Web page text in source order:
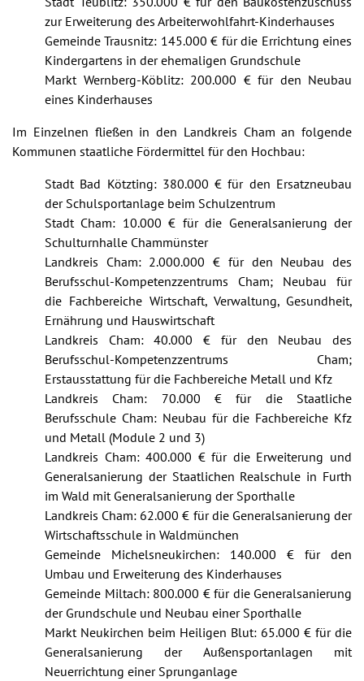
zur Erweiterung des Arbeiterwohlfahrt-Kinderhauses
Gemeinde Trausnitz: 145.000 € für die Errichtung eines
Kindergartens in der ehemaligen Grundschule
Markt Wernberg-Köblitz: 200.000 € für den Neubau
eines Kinderhauses
Im Einzelnen fließen in den Landkreis Cham an folgende
Kommunen staatliche Fördermittel für den Hochbau:
Stadt Bad Kötzting: 380.000 € für den Ersatzneubau
der Schulsportanlage beim Schulzentrum
Stadt Cham: 10.000 € für die Generalsanierung der
Schulturnhalle Chammünster
Landkreis Cham: 2.000.000 € für den Neubau des
Berufsschul-Kompetenzzentrums Cham; Neubau für
die Fachbereiche Wirtschaft, Verwaltung, Gesundheit,
Ernährung und Hauswirtschaft
Landkreis Cham: 40.000 € für den Neubau des
Berufsschul-Kompetenzzentrums Cham;
Erstausstattung für die Fachbereiche Metall und Kfz
Landkreis Cham: 70.000 € für die Staatliche
Berufsschule Cham: Neubau für die Fachbereiche Kfz
und Metall (Module 2 und 3)
Landkreis Cham: 400.000 € für die Erweiterung und
Generalsanierung der Staatlichen Realschule in Furth
im Wald mit Generalsanierung der Sporthalle
Landkreis Cham: 62.000 € für die Generalsanierung der
Wirtschaftsschule in Waldmünchen
Gemeinde Michelsneukirchen: 140.000 € für den
Umbau und Erweiterung des Kinderhauses
Gemeinde Miltach: 800.000 € für die Generalsanierung
der Grundschule und Neubau einer Sporthalle
Markt Neukirchen beim Heiligen Blut: 65.000 € für die
Generalsanierung der Außensportanlagen mit
Neuerrichtung einer Sprunganlage